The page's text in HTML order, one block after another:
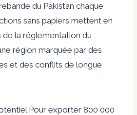
du Pakistan chaque
sans papiers mettent en
de la réglementation du
région marquée par des
et des conflits de longue
Pour exporter 800 000